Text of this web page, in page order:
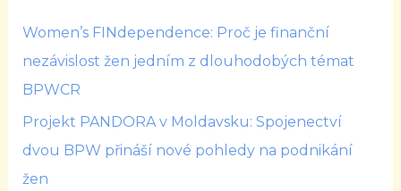
Women’s FINdependence: Proč je finanční
nezávislost žen jedním z dlouhodobých témat
BPWCR
Projekt PANDORA v Moldavsku: Spojenectví
dvou BPW přináší nové pohledy na podnikání
žen